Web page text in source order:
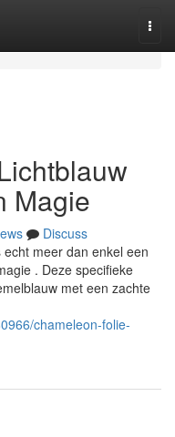
Magie
Discuss
meer dan enkel een
. Deze specifieke
met een zachte
chameleon-folie-